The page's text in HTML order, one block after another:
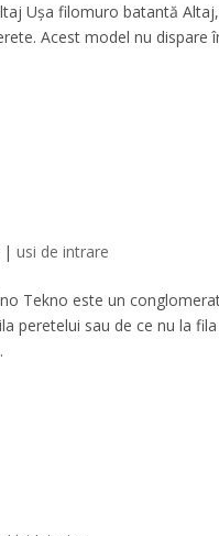
Ușa filomuro batantă
Acest model nu
|usi de intrare
Tekno este un
peretelui sau de ce nu la